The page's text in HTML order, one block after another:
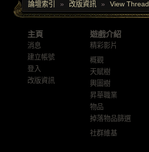
論壇索引 » 改版資訊 » View Thread
主頁
消息
建立帳號
登入
改版資訊
遊戲介紹
精彩影片
概觀
天賦樹
輿圖樹
昇華職業
物品
掉落物品篩選
社群維基